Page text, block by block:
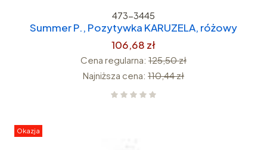
473-3445
Summer P., Pozytywka KARUZELA, różowy
106,68 zł
Cena regularna: 125,50 zł
Najniższa cena: 110,44 zł
Okazja